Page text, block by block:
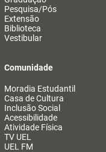
Pesquisa/Pós
Extensão
Biblioteca
Vestibular
Comunidade
Moradia Estudantil
Casa de Cultura
Inclusão Social
Acessibilidade
Atividade Física
TV UEL
UEL FM